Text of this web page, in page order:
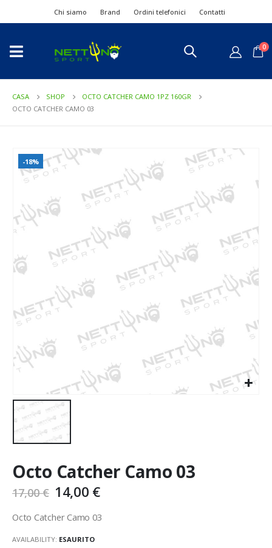
Chi siamo Brand Ordini telefonici Contatti
0
CASA SHOP
OCTO CATCHER CAMO 1PZ 160GR
OCTO CATCHER CAMO 03
-18%
Octo Catcher Camo 03
17,00€ 14,00 €
Octo Catcher Camo 03
AVAILABILITY: ESAURITO